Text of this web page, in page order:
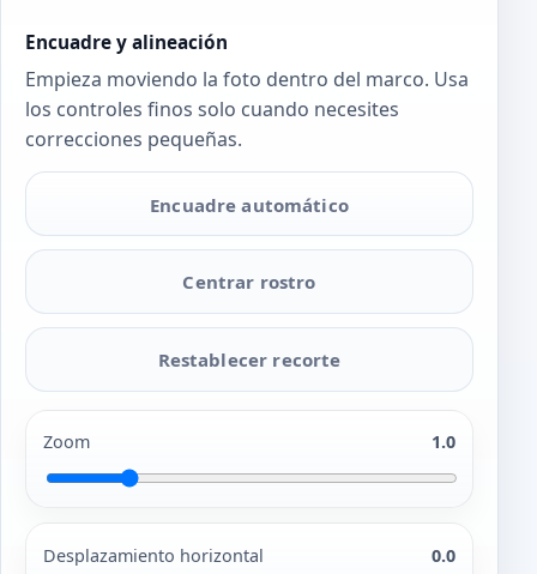
Encuadre y alineación
Empieza moviendo la foto dentro del marco. Usa
los controles finos solo cuando necesites
correcciones pequeñas.
Encuadre automático
Centrar rostro
Restablecer recorte
Zoom 1.0
Desplazamiento horizontal 0.0